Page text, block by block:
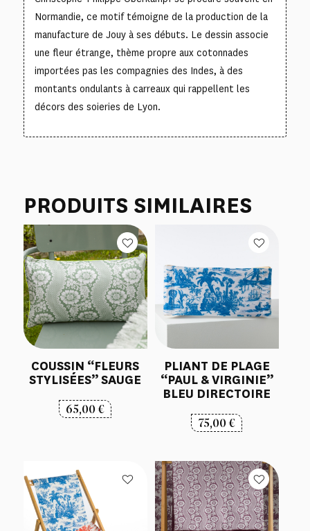
Normandie, ce motif témoigne de la production de la
manufacture de Jouy à ses débuts. Le dessin associe
une fleur étrange, thème propre aux cotonnades
importées pas les compagnies des Indes, à des
montants ondulants à carreaux qui rappellent les
décors des soieries de Lyon.
PRODUITS SIMILAIRES
COUSSIN “FLEURS
STYLISÉES” SAUGE
65,00€
PLIANT DE PLAGE
“PAUL & VIRGINIE”
BLEU DIRECTOIRE
75,00€